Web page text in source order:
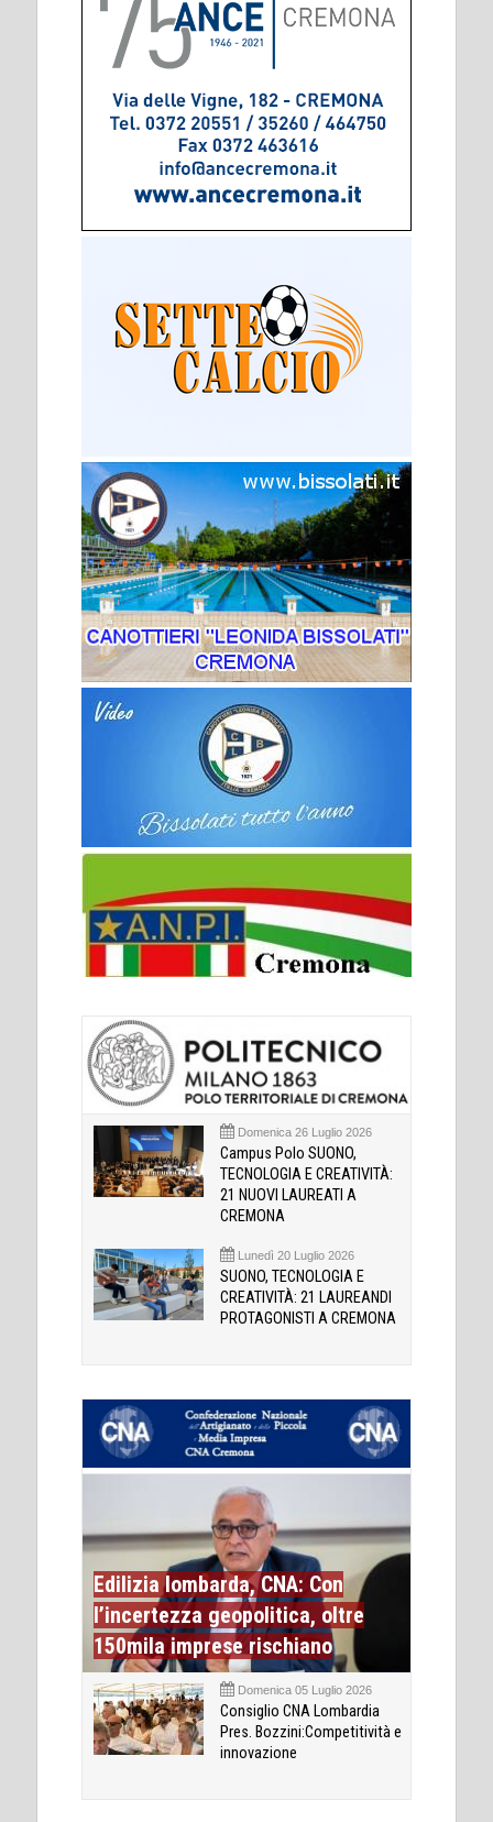
Domenica 26 Luglio 2026
Campus Polo SUONO,
TECNOLOGIA E CREATIVITÀ:
21 NUOVI LAUREATI A
CREMONA
Lunedì 20 Luglio 2026
SUONO, TECNOLOGIA E
CREATIVITÀ: 21 LAUREANDI
PROTAGONISTI A CREMONA
Edilizia lombarda, CNA: Con
l’incertezza geopolitica, oltre
150mila imprese rischiano
Domenica 05 Luglio 2026
Consiglio CNA Lombardia
Pres. Bozzini:Competitività e
innovazione